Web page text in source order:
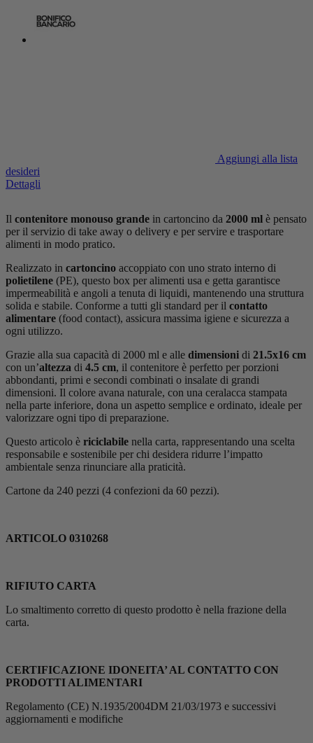
Aggiungi alla lista
desideri
Dettagli
Il contenitore monouso grande in cartoncino da 2000 ml è pensato
per il servizio di take away o delivery e per servire e trasportare
alimenti in modo pratico.
Realizzato in cartoncino accoppiato con uno strato interno di
polietilene (PE), questo box per alimenti usa e getta garantisce
impermeabilità e angoli a tenuta di liquidi, mantenendo una struttura
solida e stabile. Conforme a tutti gli standard per il contatto
alimentare (food contact), assicura massima igiene e sicurezza a
ogni utilizzo.
Grazie alla sua capacità di 2000 ml e alle dimensioni di 21.5x16 cm
con un’altezza di 4.5 cm, il contenitore è perfetto per porzioni
abbondanti, primi e secondi combinati o insalate di grandi
dimensioni. Il colore avana naturale, con una ceralacca stampata
nella parte inferiore, dona un aspetto semplice e ordinato, ideale per
valorizzare ogni tipo di preparazione.
Questo articolo è riciclabile nella carta, rappresentando una scelta
responsabile e sostenibile per chi desidera ridurre l’impatto
ambientale senza rinunciare alla praticità.
Cartone da 240 pezzi (4 confezioni da 60 pezzi).
ARTICOLO 0310268
RIFIUTO CARTA
Lo smaltimento corretto di questo prodotto è nella frazione della
carta.
CERTIFICAZIONE IDONEITA’ AL CONTATTO CON
PRODOTTI ALIMENTARI
Regolamento (CE) N.1935/2004DM 21/03/1973 e successivi
aggiornamenti e modifiche